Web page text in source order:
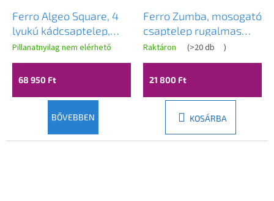
Ferro Algeo Square, 4
lyukú kádcsaptelep,
króm, 82045.0
Pillanatnyilag nem elérhető
68 950 Ft
BŐVEBBEN
Ferro Zumba, mosogató
csaptelep rugalmas
karral, fekete-arany
matt, BZA4BSSG
Raktáron (>20 db )
21 800 Ft
KOSÁRBA